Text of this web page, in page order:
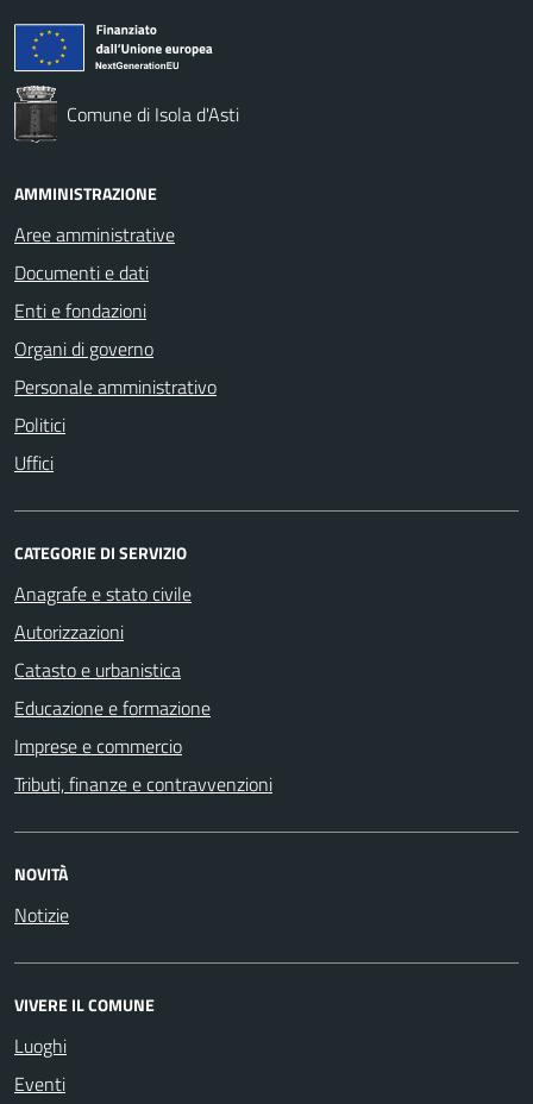
Comune di Isola d'Asti
AMMINISTRAZIONE
Aree amministrative
Documenti e dati
Enti e fondazioni
Organi di governo
Personale amministrativo
Politici
Uffici
CATEGORIE DI SERVIZIO
Anagrafe e stato civile
Autorizzazioni
Catasto e urbanistica
Educazione e formazione
Imprese e commercio
Tributi, finanze e contravvenzioni
NOVITÀ
Notizie
VIVERE IL COMUNE
Luoghi
Eventi